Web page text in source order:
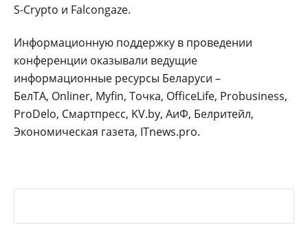
S-Crypto и Falcongaze.
Информационную поддержку в проведении
конференции оказывали ведущие
информационные ресурсы Беларуси –
БелТА, Onliner, Myfin, Точка, OfficeLife, Probusiness,
ProDelo, Смартпресс, KV.by, АиФ, Белритейл,
Экономическая газета, ITnews.pro.